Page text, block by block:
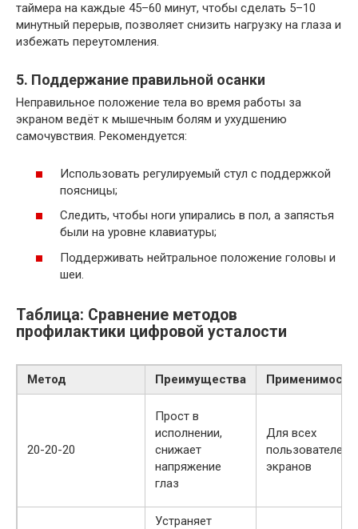
таймера на каждые 45–60 минут, чтобы сделать 5–10
минутный перерыв, позволяет снизить нагрузку на глаза и
избежать переутомления.
5. Поддержание правильной осанки
Неправильное положение тела во время работы за
экраном ведёт к мышечным болям и ухудшению
самочувствия. Рекомендуется:
Использовать регулируемый стул с поддержкой
поясницы;
Следить, чтобы ноги упирались в пол, а запястья
были на уровне клавиатуры;
Поддерживать нейтральное положение головы и
шеи.
Таблица: Сравнение методов
профилактики цифровой усталости
Метод Преимущества Применимость
20-20-20
Прост в
исполнении,
снижает
напряжение
глаз
Для всех
пользователей
экранов
Устраняет